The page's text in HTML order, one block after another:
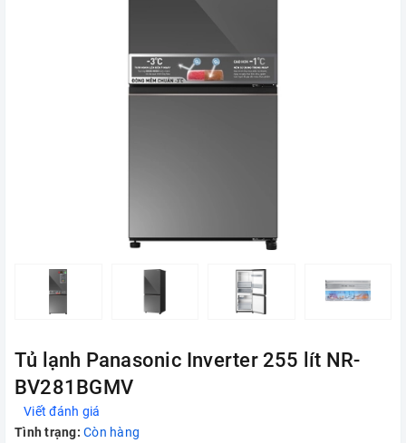
Tủ lạnh Panasonic Inverter 255 lít NR-
BV281BGMV
Viết đánh giá
Tình trạng: Còn hàng